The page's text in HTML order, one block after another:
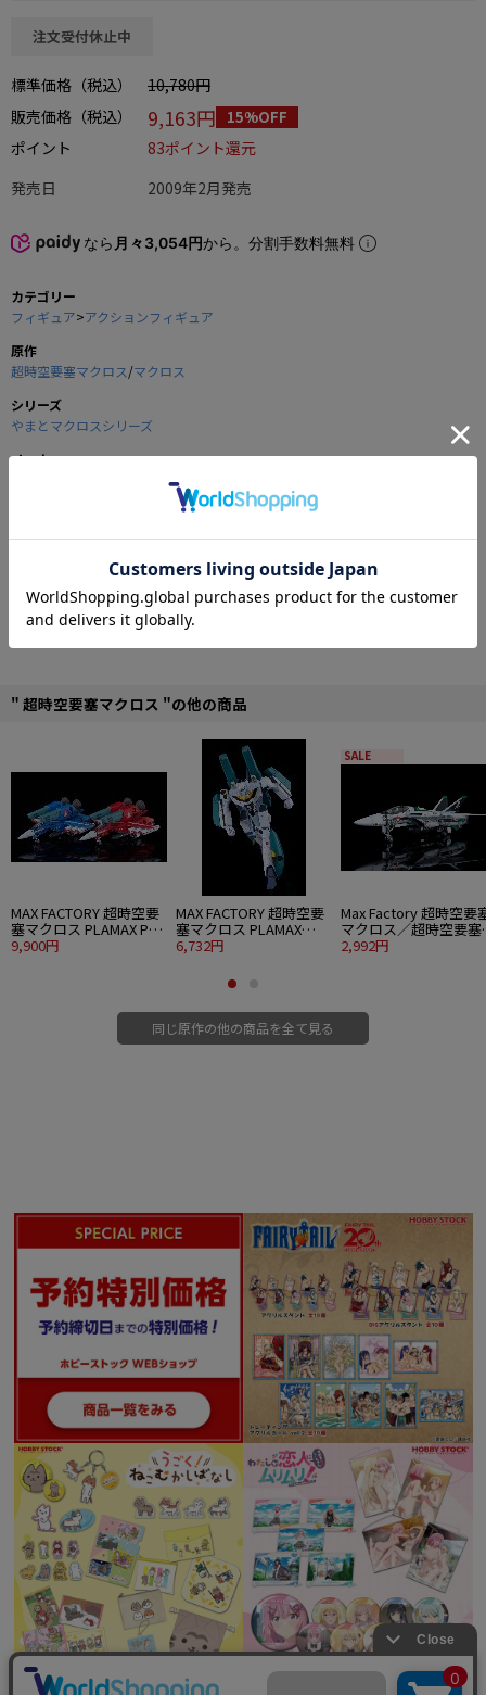
この商品をシェアする
注文受付休止中
標準価格（税込）
10,780円
販売価格（税込）
9,163円 15%OFF
ポイント
83ポイント還元
発売日
2009年2月発売
なら 月々3,054円から。分割手数料無料
カテゴリー
フィギュア>アクションフィギュア
原作
超時空要塞マクロス/マクロス
シリーズ
やまとマクロスシリーズ
メーカー
商品の仕様
やまとマクロスシリーズの新境地、「デストロイド・トマホーク」の
スペシャルカラーバージョンです。
ノーマル版と一味違った趣きを楽しめる一品として仕上がっています。
■サイズ：全高約19cm
■材質：ABS・PVC（非フタル酸）・POM・M
■企画協力：吉山治樹（Solid)
■原型協力：M・E・F
■彩色協力：ヤマザキ軍曹
■付属品：パイロットフィギュア/整備兵フィギュア/誘導兵フィギュア/
マーキングステッカー×２/取扱説明書
©1982 BIG WEST
" 超時空要塞マクロス "の他の商品
MAX FACTORY 超時空要
塞マクロス PLAMAX PX-
20 VF-1J スーパーファイ
9,900円
MAX FACTORY 超時空要
塞マクロス PLAMAX
PX19 1/72 VF-1S スーパ
ロイ・フォッカースペシ
6,732円
SALE
Max Factory 超時空要
マクロス／超時空要塞
クロス 愛・おぼえてい
パッケージ
2,992円
同じ原作の他の商品を全て見る